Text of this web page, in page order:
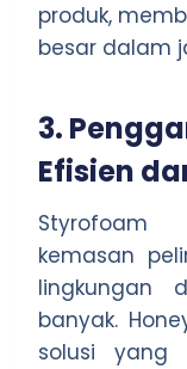
produk,
besar dalam
3.
Efisien
Styrofoam
kemasan
lingkungan
banyak.
solusi yang